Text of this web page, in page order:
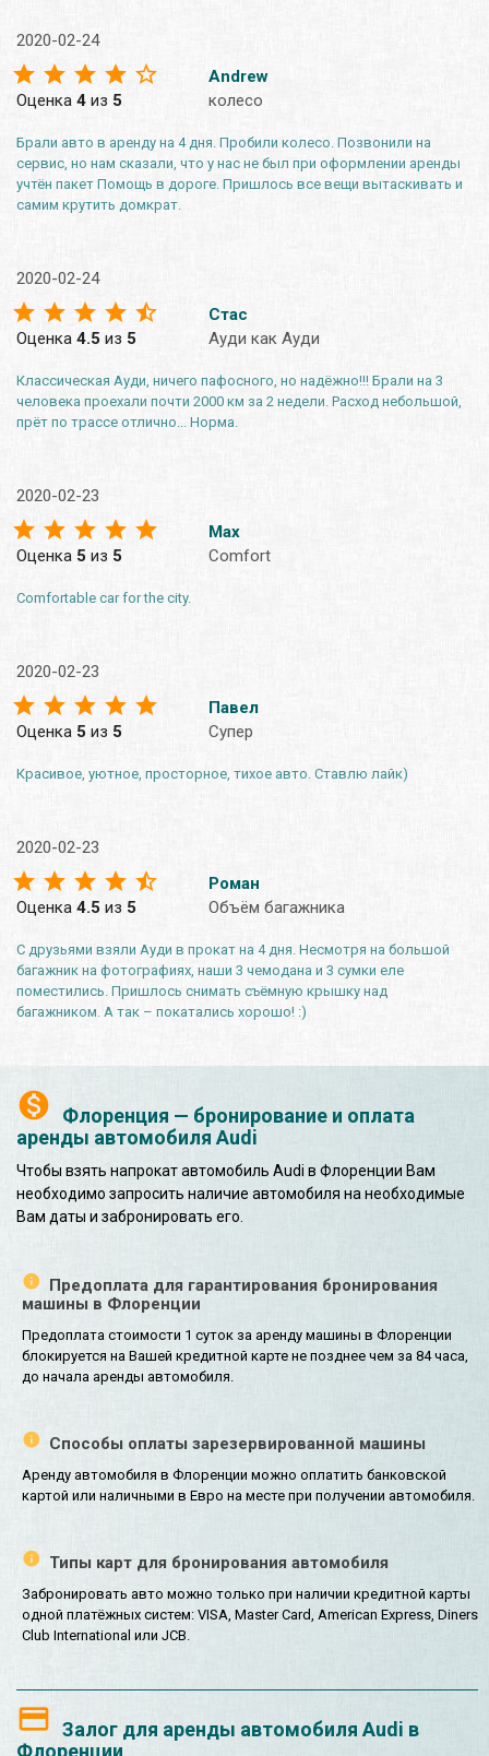
Флоренция — бронирование и оплата
аренды автомобиля Audi
Чтобы взять напрокат автомобиль Audi в Флоренции Вам
необходимо запросить наличие автомобиля на необходимые
Вам даты и забронировать его.
Предоплата для гарантирования бронирования
машины в Флоренции
Предоплата стоимости 1 суток за аренду машины в Флоренции
блокируется на Вашей кредитной карте не позднее чем за 84 часа,
до начала аренды автомобиля.
Способы оплаты зарезервированной машины
Аренду автомобиля в Флоренции можно оплатить банковской
картой или наличными в Евро на месте при получении автомобиля.
Типы карт для бронирования автомобиля
Забронировать авто можно только при наличии кредитной карты
одной платёжных систем: VISA, Master Card, American Express, Diners
Club International или JCB.
Залог для аренды автомобиля Audi в
2020-02-24
Оценка 4 из 5
Andrew
колесо
Брали авто в аренду на 4 дня. Пробили колесо. Позвонили на
сервис, но нам сказали, что у нас не был при оформлении аренды
учтён пакет Помощь в дороге. Пришлось все вещи вытаскивать и
самим крутить домкрат.
2020-02-24
Оценка 4.5 из 5
Стас
Ауди как Ауди
Классическая Ауди, ничего пафосного, но надёжно!!! Брали на 3
человека проехали почти 2000 км за 2 недели. Расход небольшой,
прёт по трассе отлично... Норма.
2020-02-23
Оценка 5 из 5
Max
Comfort
Comfortable car for the city.
2020-02-23
Оценка 5 из 5
Павел
Супер
Красивое, уютное, просторное, тихое авто. Ставлю лайк)
2020-02-23
Оценка 4.5 из 5
Роман
Объём багажника
С друзьями взяли Ауди в прокат на 4 дня. Несмотря на большой
багажник на фотографиях, наши 3 чемодана и 3 сумки еле
поместились. Пришлось снимать съёмную крышку над
багажником. А так – покатались хорошо! :)